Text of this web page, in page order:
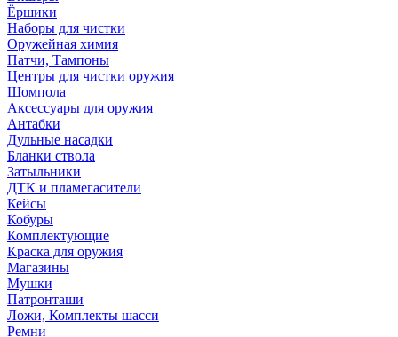
Ёршики
Наборы для чистки
Оружейная химия
Патчи, Тампоны
Центры для чистки оружия
Шомпола
Аксессуары для оружия
Антабки
Дульные насадки
Бланки ствола
Затыльники
ДТК и пламегасители
Кейсы
Кобуры
Комплектующие
Краска для оружия
Магазины
Мушки
Патронташи
Ложи, Комплекты шасси
Ремни